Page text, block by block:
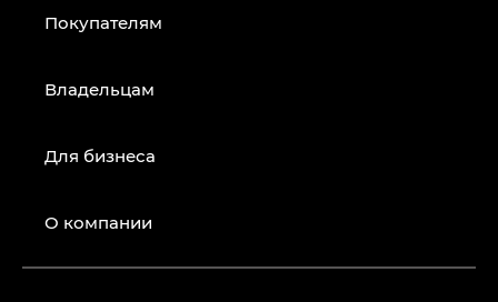
Покупателям
Владельцам
Для бизнеса
О компании